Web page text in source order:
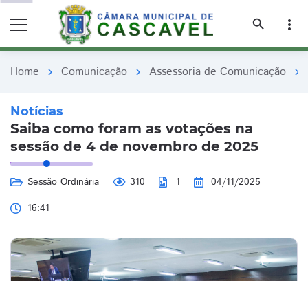
search
more_vert
Home chevron_right Comunicação chevron_right Assessoria de Comunicação chevron_right
Notícias
Saiba como foram as votações na
sessão de 4 de novembro de 2025
Sessão Ordinária 310 1
04/11/2025
16:41